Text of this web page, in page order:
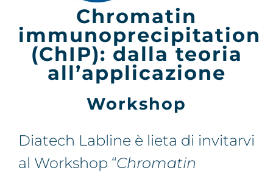
Chromatin
immunoprecipitation
(ChIP): dalla teoria
all’applicazione
Workshop
Diatech Labline è lieta di invitarvi
al Workshop “Chromatin